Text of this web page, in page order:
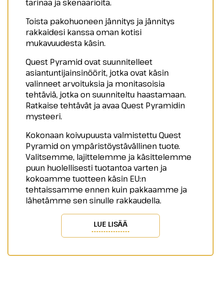
tarinaa ja skenaarioita.
Toista pakohuoneen jännitys ja jännitys
rakkaidesi kanssa oman kotisi
mukavuudesta käsin.
Quest Pyramid ovat suunnitelleet
asiantuntijainsinöörit, jotka ovat käsin
valinneet arvoituksia ja monitasoisia
tehtäviä, jotka on suunniteltu haastamaan.
Ratkaise tehtävät ja avaa Quest Pyramidin
mysteeri.
Kokonaan koivupuusta valmistettu Quest
Pyramid on ympäristöystävällinen tuote.
Valitsemme, lajittelemme ja käsittelemme
puun huolellisesti tuotantoa varten ja
kokoamme tuotteen käsin EU:n
tehtaissamme ennen kuin pakkaamme ja
lähetämme sen sinulle rakkaudella.
LUE LISÄÄ